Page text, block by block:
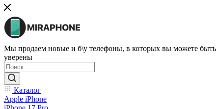
Мы продаем новые и б\у телефоны, в которых вы можете быть
уверены
Каталог
Apple iPhone